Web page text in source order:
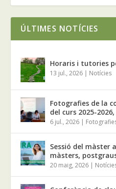
ÚLTIMES NOTÍCIES
Horaris i tutories
13 jul., 2026 | Notícies
Fotografies de la
del curs 2025-
6 jul., 2026 |
Sessió del màster
màsters,
20 maig, 2026 |